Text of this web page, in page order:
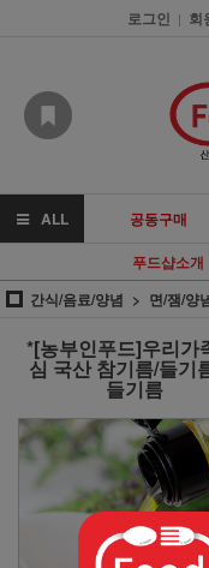
로그인 | 회
ALL 공동구매
푸드샵소개
간식/음료/양념
면/잼/양
*[농부인푸드]우리가
심 국산 참기름/들기
들기름